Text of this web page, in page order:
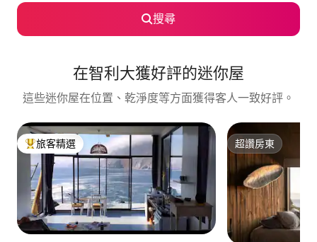
搜尋
在智利大獲好評的迷你屋
這些迷你屋在位置、乾淨度等方面獲得客人一致好評。
旅客精選榜首
旅客精選 超讚房東
超讚房東